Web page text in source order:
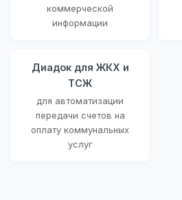
коммерческой
информации
Диадок для ЖКХ и
ТСЖ
для автоматизации
передачи счетов на
оплату коммунальных
услуг